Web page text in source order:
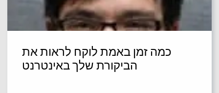
כמה זמן באמת לוקח לראות את
הביקורת שלך באינטרנט